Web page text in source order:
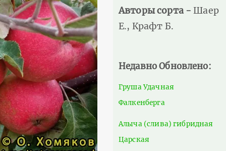
Авторы сорта -Шаер
Е., Крафт Б.
Недавно Обновлено:
Груша Удачная
Фалкенберга
Алыча (слива) гибридная
Царская